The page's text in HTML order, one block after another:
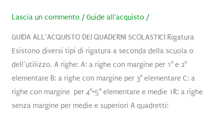
Lascia un commento / Guide all'acquisto /
GUIDA ALL’ACQUISTO DEI QUADERNI SCOLASTICI Rigatura
Esistono diversi tipi di rigatura a seconda della scuola o
dell’utilizzo. A righe: A: a righe con margine per 1° e 2°
elementare B: a righe con margine per 3° elementare C: a
righe con margine per 4°-5° elementare e medie 1R: a righe
senza margine per medie e superiori A quadretti: